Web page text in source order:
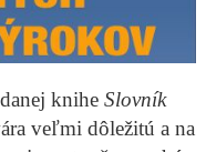
knihe Slovník
veľmi dôležitú a na